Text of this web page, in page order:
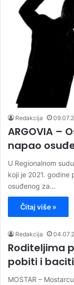
Redakcija
ARGOVIA –
napao
U Regionalnom
koji je 2021. godine
osuđenog za…
Čitaj više »
Redakcija
Roditeljima
pobiti i
MOSTAR –